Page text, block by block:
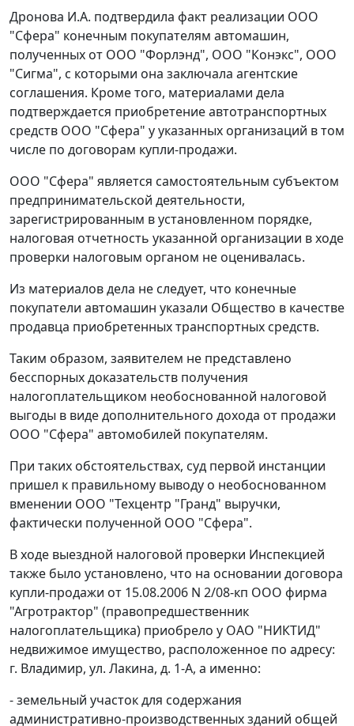
Дронова И.А. подтвердила факт реализации ООО
"Сфера" конечным покупателям автомашин,
полученных от ООО "Форлэнд", ООО "Конэкс", ООО
"Сигма", с которыми она заключала агентские
соглашения. Кроме того, материалами дела
подтверждается приобретение автотранспортных
средств ООО "Сфера" у указанных организаций в том
числе по договорам купли-продажи.
ООО "Сфера" является самостоятельным субъектом
предпринимательской деятельности,
зарегистрированным в установленном порядке,
налоговая отчетность указанной организации в ходе
проверки налоговым органом не оценивалась.
Из материалов дела не следует, что конечные
покупатели автомашин указали Общество в качестве
продавца приобретенных транспортных средств.
Таким образом, заявителем не представлено
бесспорных доказательств получения
налогоплательщиком необоснованной налоговой
выгоды в виде дополнительного дохода от продажи
ООО "Сфера" автомобилей покупателям.
При таких обстоятельствах, суд первой инстанции
пришел к правильному выводу о необоснованном
вменении ООО "Техцентр "Гранд" выручки,
фактически полученной ООО "Сфера".
В ходе выездной налоговой проверки Инспекцией
также было установлено, что на основании договора
купли-продажи от 15.08.2006 N 2/08-кп ООО фирма
"Агротрактор" (правопредшественник
налогоплательщика) приобрело у ОАО "НИКТИД"
недвижимое имущество, расположенное по адресу:
г. Владимир, ул. Лакина, д. 1-А, а именно:
- земельный участок для содержания
административно-производственных зданий общей